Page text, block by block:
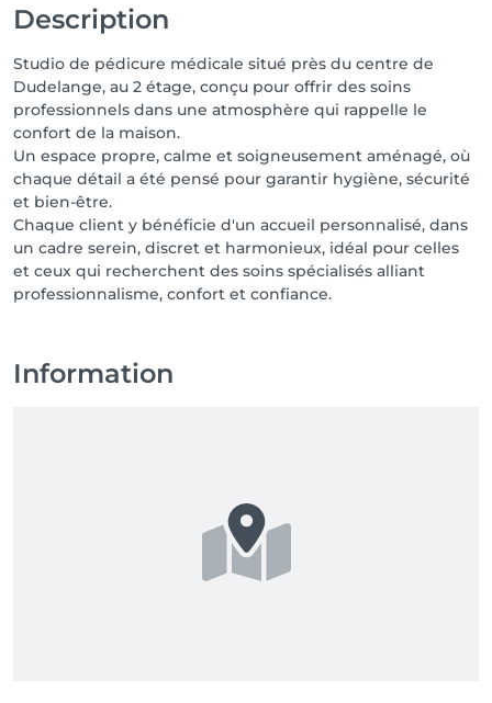
Description
Studio de pédicure médicale situé près du centre de
Dudelange, au 2 étage, conçu pour offrir des soins
professionnels dans une atmosphère qui rappelle le
confort de la maison.
Un espace propre, calme et soigneusement aménagé, où
chaque détail a été pensé pour garantir hygiène, sécurité
et bien-être.
Chaque client y bénéficie d'un accueil personnalisé, dans
un cadre serein, discret et harmonieux, idéal pour celles
et ceux qui recherchent des soins spécialisés alliant
Information